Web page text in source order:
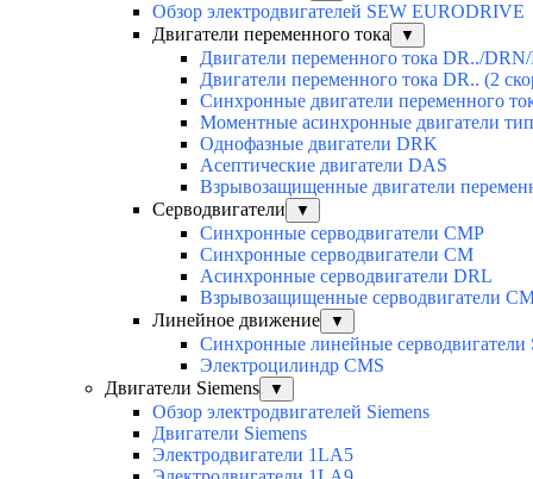
Обзор электродвигателей SEW EURODRIVE
Двигатели переменного тока
▼
Двигатели переменного тока DR../DRN/
Двигатели переменного тока DR.. (2
Синхронные двигатели переменного
Моментные асинхронные двигатели
Однофазные двигатели DRK
Асептические двигатели DAS
Взрывозащищенные двигатели
Серводвигатели
▼
Синхронные серводвигатели CMP
Синхронные серводвигатели CM
Асинхронные серводвигатели DRL
Взрывозащищенные серводвигатели
Линейное движение
▼
Синхронные линейные серводвигатели
Электроцилиндр CMS
Двигатели Siemens
▼
Обзор электродвигателей Siemens
Двигатели Siemens
Электродвигатели 1LA5